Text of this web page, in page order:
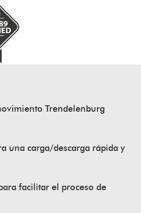
Trendelenburg
una carga/descarga rápida y
facilitar el proceso de